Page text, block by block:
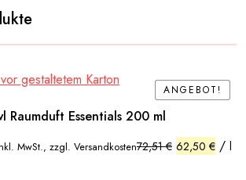
ANGEBOT!
ANGEBOT!
Raumduft Essentials 200 ml
MwSt., zzgl. Versandkosten72,51€ 62,50 € / l